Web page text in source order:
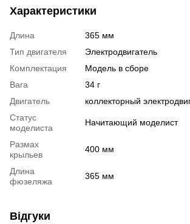
Характеристики
Длина
365 мм
Тип двигателя
Электродвигатель
Комплектация
Модель в сборе
Вага
34 г
Двигатель
коллекторный
Статус
моделиста
Начитающий моделист
Размах
крыльев
400 мм
Длина
фюзеляжа
365 мм
Відгуки